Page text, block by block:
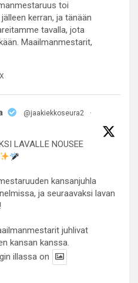
toi
kerran, ja tänään
tavalla, jota
Maailmanmestarit,
X
@jaakiekkoseura2
·
LAVALLE NOUSEE
kansanjuhla
ja seuraavaksi lavan
juhlivat
kansan kanssa.
illassa on